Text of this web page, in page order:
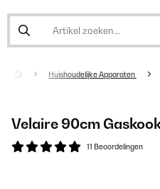
Huishoudelijke Apparaten
Velaire 90cm
11 Beoordelingen